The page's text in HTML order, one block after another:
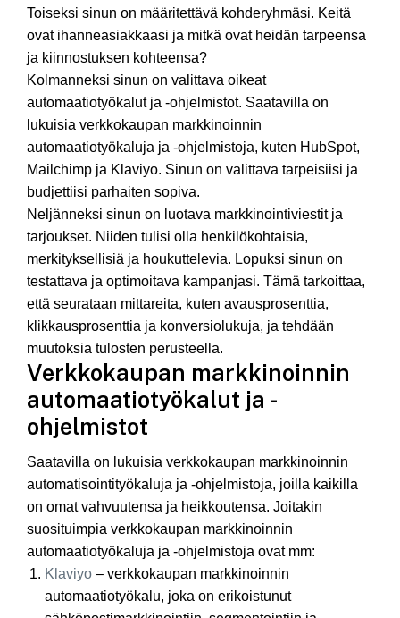
Toiseksi sinun on määritettävä kohderyhmäsi. Keitä
ovat ihanneasiakkaasi ja mitkä ovat heidän tarpeensa
ja kiinnostuksen kohteensa?
Kolmanneksi sinun on valittava oikeat
automaatiotyökalut ja -ohjelmistot. Saatavilla on
lukuisia verkkokaupan markkinoinnin
automaatiotyökaluja ja -ohjelmistoja, kuten HubSpot,
Mailchimp ja Klaviyo. Sinun on valittava tarpeisiisi ja
budjettiisi parhaiten sopiva.
Neljänneksi sinun on luotava markkinointiviestit ja
tarjoukset. Niiden tulisi olla henkilökohtaisia,
merkityksellisiä ja houkuttelevia. Lopuksi sinun on
testattava ja optimoitava kampanjasi. Tämä tarkoittaa,
että seurataan mittareita, kuten avausprosenttia,
klikkausprosenttia ja konversiolukuja, ja tehdään
muutoksia tulosten perusteella.
Verkkokaupan markkinoinnin
automaatiotyökalut ja -
ohjelmistot
Saatavilla on lukuisia verkkokaupan markkinoinnin
automatisointityökaluja ja -ohjelmistoja, joilla kaikilla
on omat vahvuutensa ja heikkoutensa. Joitakin
suosituimpia verkkokaupan markkinoinnin
automaatiotyökaluja ja -ohjelmistoja ovat mm:
Klaviyo – verkkokaupan markkinoinnin
automaatiotyökalu, joka on erikoistunut